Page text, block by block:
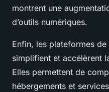
montrent une
d’outils numériques.
Enfin, les plateformes
simplifient et accélèrent
Elles permettent de
hébergements et